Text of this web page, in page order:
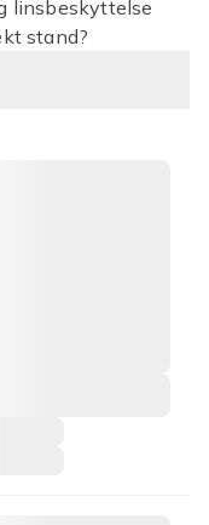
linsbeskyttelse
stand?